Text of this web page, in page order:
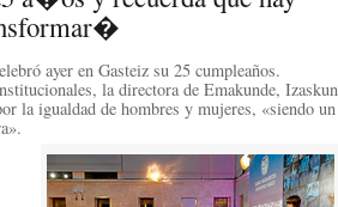
ayer en Gasteiz su 25 cumpleaños.
la directora de Emakunde, Izaskun
la igualdad de hombres y mujeres, «siendo un